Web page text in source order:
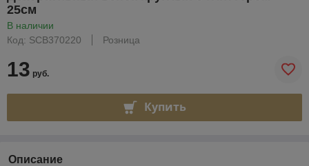
25см
В наличии
Код: SCB370220
Розница
13 руб.
Купить
Описание